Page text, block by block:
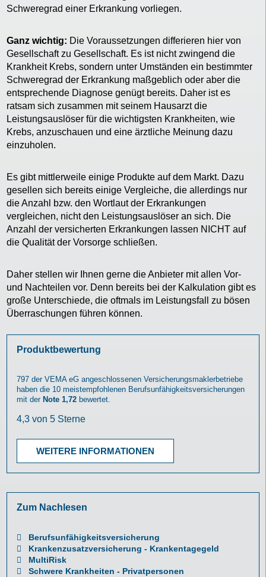
Schweregrad einer Erkrankung vorliegen.
Ganz wichtig: Die Voraussetzungen differieren hier von
Gesellschaft zu Gesellschaft. Es ist nicht zwingend die
Krankheit Krebs, sondern unter Umständen ein bestimmter
Schweregrad der Erkrankung maßgeblich oder aber die
entsprechende Diagnose genügt bereits. Daher ist es
ratsam sich zusammen mit seinem Hausarzt die
Leistungsauslöser für die wichtigsten Krankheiten, wie
Krebs, anzuschauen und eine ärztliche Meinung dazu
einzuholen.
Es gibt mittlerweile einige Produkte auf dem Markt. Dazu
gesellen sich bereits einige Vergleiche, die allerdings nur
die Anzahl bzw. den Wortlaut der Erkrankungen
vergleichen, nicht den Leistungsauslöser an sich. Die
Anzahl der versicherten Erkrankungen lassen NICHT auf
die Qualität der Vorsorge schließen.
Daher stellen wir Ihnen gerne die Anbieter mit allen Vor-
und Nachteilen vor. Denn bereits bei der Kalkulation gibt es
große Unterschiede, die oftmals im Leistungsfall zu bösen
Überraschungen führen können.
Produktbewertung
797 der VEMA eG angeschlossenen Versicherungsmaklerbetriebe
haben die 10 meistempfohlenen Berufsunfähigkeitsversicherungen
mit der Note 1,72 bewertet.
WEITERE INFORMATIONEN
Zum Nachlesen
Berufsunfähigkeitsversicherung
Krankenzusatzversicherung - Krankentagegeld
MultiRisk
Schwere Krankheiten - Privatpersonen